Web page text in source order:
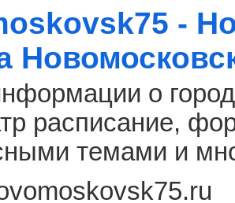
-
о
расписание,
темами и